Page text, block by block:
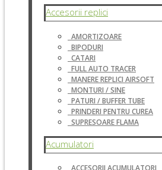
Accesorii replici
AMORTIZOARE
BIPODURI
CATARI
FULL AUTO TRACER
MANERE REPLICI AIRSOFT
MONTURI / SINE
PATURI / BUFFER TUBE
PRINDERI PENTRU CUREA
SUPRESOARE FLAMA
Acumulatori
ACCESORII ACUMULATORI